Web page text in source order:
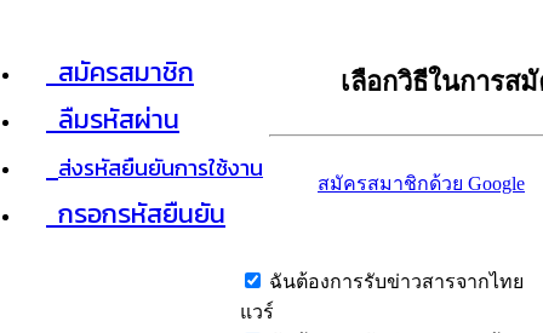
สมัครสมาชิก
ลืมรหัสผ่าน
ส่งรหัสยืนยันการใช้งาน
กรอกรหัสยืนยัน
เลือกวิธีในการส
สมัครสมาชิกด้วย Google
ฉันต้องการรับข่าวสารจากไทย
แวร์